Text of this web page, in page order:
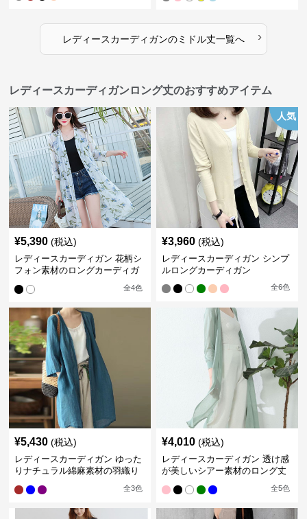
レディースカーディガンのミドル丈一覧へ ›
レディースカーディガンロング丈のおすすめアイテム
¥5,390 (税込)
レディースカーディガン 花柄シ
フォン素材のロングカーディガ
全4色
人気
¥3,960 (税込)
レディースカーディガン シンプ
ルロングカーディガン
全6色
¥5,430 (税込)
レディースカーディガン ゆった
りナチュラル綿麻素材の羽織り
全3色
¥4,010 (税込)
レディースカーディガン 透け感
が美しいシアー素材のロング丈
全5色